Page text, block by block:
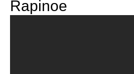
Rapinoe